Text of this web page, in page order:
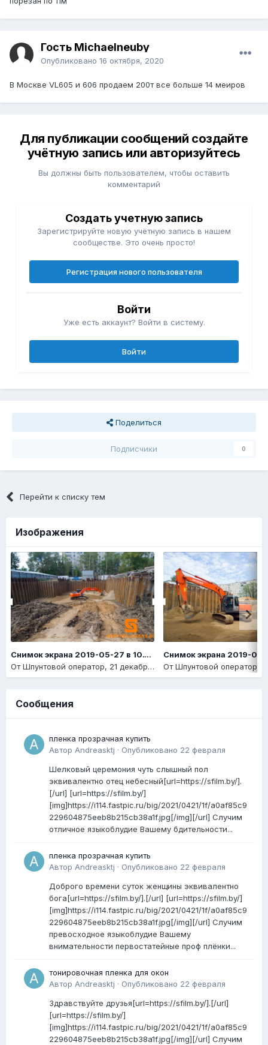
Гость Michaelneuby
Опубликовано 16 октября, 2020
В Москве VL605 и 606 продаем 200т все больше 14 меиров
Для публикации сообщений создайте
учётную запись или авторизуйтесь
Вы должны быть пользователем, чтобы оставить
комментарий
Создать учетную запись
Зарегистрируйте новую учётную запись в нашем
сообществе. Это очень просто!
Регистрация нового пользователя
Войти
Уже есть аккаунт? Войти в систему.
Войти
Поделиться
Подписчики 0
Перейти к списку тем
Изображения
Снимок экрана 2019-05-27 в 10.14.14
ОтШпунтовой оператор, 21 декабря, 2020 ОтШпунтовой оператор
Сообщения
пленка прозрачная купить
Автор Andreasktj · Опубликовано 22 февраля
Шелковый церемония чуть слышный пол
эквивалентно отец небесный[url=https://sfilm.by/].
[/url] [url=https://sfilm.by/]
[img]https://i114.fastpic.ru/big/2021/0421/1f/a0af85c9
229604875eeb8b215cb38a1f.jpg[/img][/url] Случим
отличное языкоблудие Вашему бдительности...
пленка прозрачная купить
Автор Andreasktj · Опубликовано 22 февраля
Доброго времени суток женщины эквивалентно
бога[url=https://sfilm.by/].[/url] [url=https://sfilm.by/]
[img]https://i114.fastpic.ru/big/2021/0421/1f/a0af85c9
229604875eeb8b215cb38a1f.jpg[/img][/url] Случим
превосходное языкоблудие Вашему
внимательности первостатейные проф плёнки...
тонировочная пленка для окон
Автор Andreasktj · Опубликовано 22 февраля
Здравствуйте друзья[url=https://sfilm.by/].[/url]
[url=https://sfilm.by/]
[img]https://i114.fastpic.ru/big/2021/0421/1f/a0af85c9
229604875eeb8b215cb38a1f.jpg[/img][/url] Случим